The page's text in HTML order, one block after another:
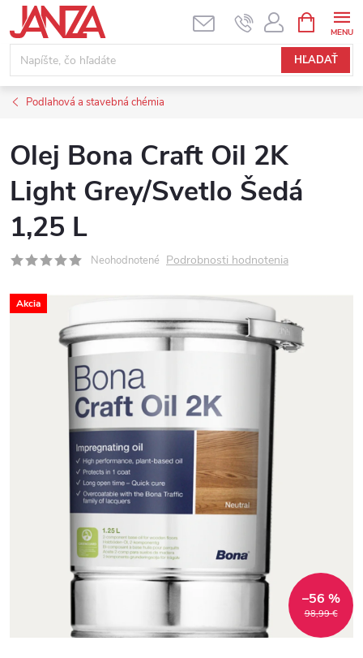
Prejsť na obsah
HĽADAŤ
Podlahová a stavebná chémia
Olej Bona Craft Oil 2K
Light Grey/Svetlo Šedá
1,25 L
Neohodnotené Podrobnosti hodnotenia
Akcia
98,99 €
–56 %